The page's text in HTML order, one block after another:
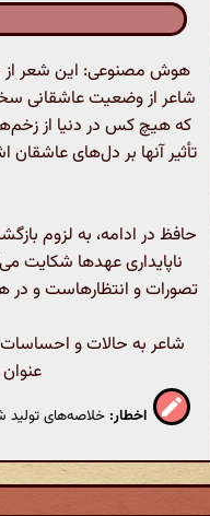
هوش مصنوعی: این شعر از
شاعر از وضعیت عاشقانی
که هیچ کس در دنیا از
تأثیر آنها بر دل‌های
حافظ در ادامه، به لزوم
ناپایداری عهدها شکایت
تصورات و انتظارهاست و در
شاعر به حالات و
اخطار: خلاصه‌های تولید